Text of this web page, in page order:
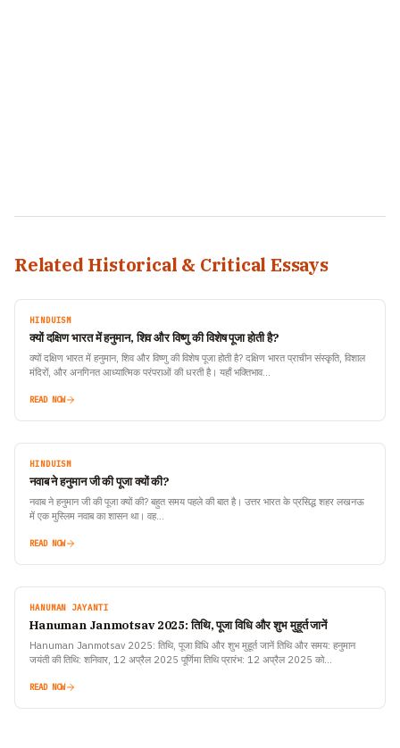
Related Historical & Critical Essays
HINDUISM
क्यों दक्षिण भारत में हनुमान, शिव और विष्णु की विशेष पूजा होती है?
क्यों दक्षिण भारत में हनुमान, शिव और विष्णु की विशेष पूजा होती है? दक्षिण भारत प्राचीन संस्कृति, विशाल
मंदिरों, और अनगिनत आध्यात्मिक परंपराओं की धरती है। यहाँ भक्तिभाव…
READ NOW
HINDUISM
नवाब ने हनुमान जी की पूजा क्यों की?
नवाब ने हनुमान जी की पूजा क्यों की? बहुत समय पहले की बात है। उत्तर भारत के प्रसिद्ध शहर लखनऊ
में एक मुस्लिम नवाब का शासन था। वह…
READ NOW
HANUMAN JAYANTI
Hanuman Janmotsav 2025: तिथि, पूजा विधि और शुभ मुहूर्त जानें
Hanuman Janmotsav 2025: तिथि, पूजा विधि और शुभ मुहूर्त जानें तिथि और समय: हनुमान
जयंती की तिथि: शनिवार, 12 अप्रैल 2025 पूर्णिमा तिथि प्रारंभ: 12 अप्रैल 2025 को…
READ NOW